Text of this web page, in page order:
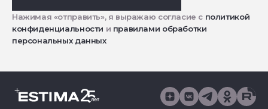
Нажимая «отправить», я выражаю согласие с политикой
конфиденциальности и правилами обработки
персональных данных